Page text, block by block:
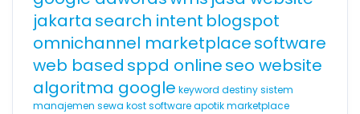
jakarta search intent blogspot
omnichannel marketplacesoftware
web based sppd onlineseo website
algoritma google keyword destinysistem
manajemen sewa kostsoftware apotikmarketplace